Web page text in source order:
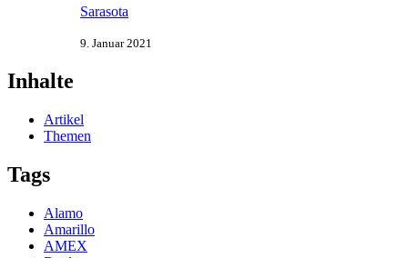
Sarasota
9. Januar 2021
Inhalte
Artikel
Themen
Tags
Alamo
Amarillo
AMEX